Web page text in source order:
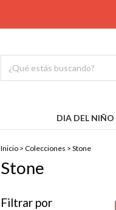
DIA DEL NIÑO
Inicio > Colecciones > Stone
Stone
Filtrar por